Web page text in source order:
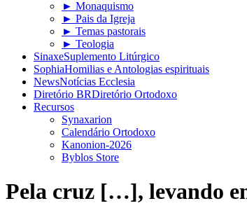
► Monaquismo
► Pais da Igreja
► Temas pastorais
► Teologia
SinaxeSuplemento Litúrgico
SophiaHomilias e Antologias espirituais
NewsNotícias Ecclesia
Diretório BRDiretório Ortodoxo
Recursos
Synaxarion
Calendário Ortodoxo
Kanonion-2026
Byblos Store
Pela cruz […], levando